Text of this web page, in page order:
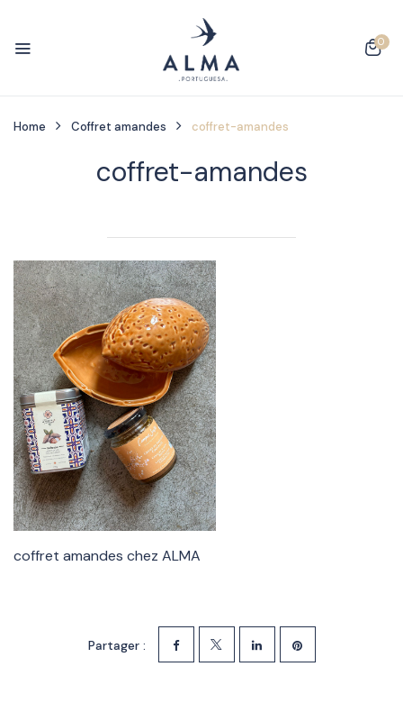
0
Home Coffret amandes coffret-amandes
coffret-amandes
coffret amandes chez ALMA
Partager :